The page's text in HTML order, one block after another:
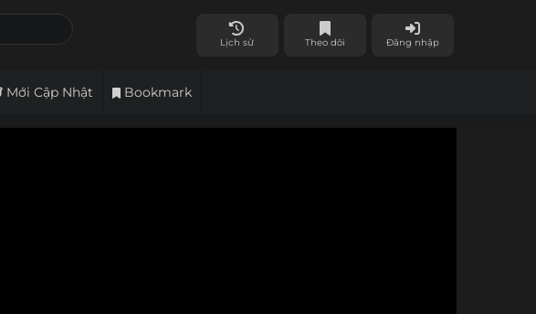
Lịch sử Theo dõi Đăng nhập
Mới Cập Nhật Bookmark